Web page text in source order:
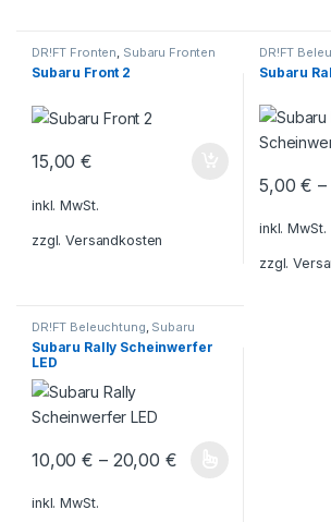
DR!FT Fronten, Subaru Fronten
Subaru Front 2
15,00€
inkl. MwSt.
zzgl.Versandkosten
DR!FT
Subaru
5,00€ –
Dieses
inkl. MwSt.
zzgl.
DR!FT Beleuchtung, Subaru
Scheinwerfer
Subaru Rally Scheinwerfer
LED
10,00€ – 20,00 €
Dieses Produkt weist mehrere Varianten
inkl. MwSt.